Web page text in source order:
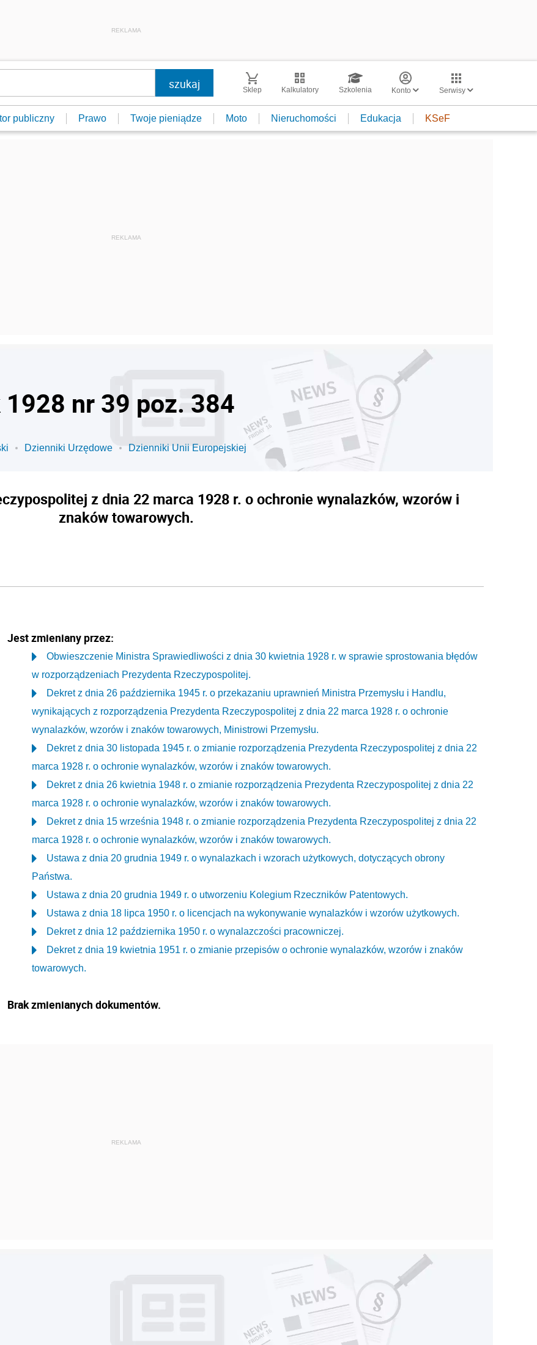
REKLAMA
Sklep Kalkulatory Szkolenia Konto Serwisy
publiczny Prawo Twoje pieniądze Moto Nieruchomości Edukacja KSeF
nr 39 poz. 384
Dzienniki Urzędowe Dzienniki Unii Europejskiej
z dnia 22 marca 1928 r. o ochronie wynalazków, wzorów i
znaków towarowych.
Jest zmieniany przez:
Obwieszczenie Ministra Sprawiedliwości z dnia 30 kwietnia 1928 r. w sprawie sprostowania błędów
w rozporządzeniach Prezydenta Rzeczypospolitej.
Dekret z dnia 26 października 1945 r. o przekazaniu uprawnień Ministra Przemysłu i Handlu,
wynikających z rozporządzenia Prezydenta Rzeczypospolitej z dnia 22 marca 1928 r. o ochronie
wynalazków, wzorów i znaków towarowych, Ministrowi Przemysłu.
Dekret z dnia 30 listopada 1945 r. o zmianie rozporządzenia Prezydenta Rzeczypospolitej z dnia 22
marca 1928 r. o ochronie wynalazków, wzorów i znaków towarowych.
Dekret z dnia 26 kwietnia 1948 r. o zmianie rozporządzenia Prezydenta Rzeczypospolitej z dnia 22
marca 1928 r. o ochronie wynalazków, wzorów i znaków towarowych.
Dekret z dnia 15 września 1948 r. o zmianie rozporządzenia Prezydenta Rzeczypospolitej z dnia 22
marca 1928 r. o ochronie wynalazków, wzorów i znaków towarowych.
Ustawa z dnia 20 grudnia 1949 r. o wynalazkach i wzorach użytkowych, dotyczących obrony
Państwa.
Ustawa z dnia 20 grudnia 1949 r. o utworzeniu Kolegium Rzeczników Patentowych.
Ustawa z dnia 18 lipca 1950 r. o licencjach na wykonywanie wynalazków i wzorów użytkowych.
Dekret z dnia 12 października 1950 r. o wynalazczości pracowniczej.
Dekret z dnia 19 kwietnia 1951 r. o zmianie przepisów o ochronie wynalazków, wzorów i znaków
towarowych.
Brak zmienianych dokumentów.